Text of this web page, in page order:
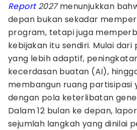
Report2027menunjukkan
depan bukan sekadar
program, tetapi juga
kebijakan itu sendiri. Mulai dari
yang lebih adaptif,
kecerdasan buatan (AI),
membangun ruang partisipasi
dengan pola keterlibatan
Dalam 12 bulan ke depan,
sejumlah langkah yang dinilai